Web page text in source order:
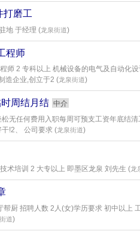
打磨工
地 于经理 (龙泉街道)
程师
师 2 专科以上 机械设备的电气及自动化
造企业,创立于2 (龙泉街道)
周结月结 中介
无任何费用入职每周可预支工资年底结
!2、 公司要求 (龙泉街道)
术培训 2 大专以上 即墨区龙泉 刘先生 (龙
厨 招聘人数 2人(女)学历要求 初中以上
道)